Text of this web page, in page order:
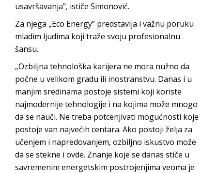
usavršavanja”, ističeSimonović.
Za njega „Eco Energy” predstavlja i važnu poruku
mladim ljudima koji traže svoju profesionalnu
šansu.
„Ozbiljna tehnološka karijera ne mora nužno da
počne u velikom gradu ili inostranstvu. Danas i u
manjim sredinama postoje sistemi koji koriste
najmodernije tehnologije i na kojima može mnogo
da se nauči. Ne treba potcenjivati mogućnosti koje
postoje van najvećih centara. Ako postoji želja za
učenjem i napredovanjem, ozbiljno iskustvo može
da se stekne i ovde. Znanje koje se danas stiče u
savremenim energetskim postrojenjima veoma je